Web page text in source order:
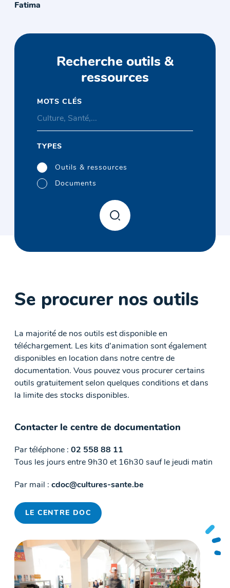
Fatima
Recherche outils &
ressources
MOTS CLÉS
TYPES
Outils & ressources
Documents
Se procurer nos outils
La majorité de nos outils est disponible en
téléchargement. Les kits d’animation sont également
disponibles en location dans notre centre de
documentation. Vous pouvez vous procurer certains
outils gratuitement selon quelques conditions et dans
la limite des stocks disponibles.
Contacter le centre de documentation
Par téléphone : 02 558 88 11
Tous les jours entre 9h30 et 16h30 sauf le jeudi matin
Par mail : cdoc@cultures-sante.be
LE CENTRE DOC